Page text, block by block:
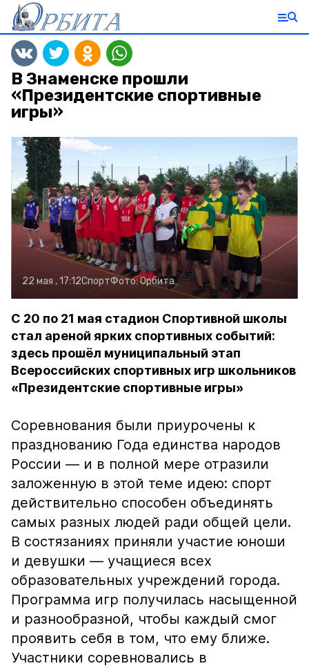
В Знаменске прошли
«Президентские спортивные
игры»
22 мая , 17:12СпортФото:Орбита
С 20 по 21 мая стадион Спортивной школы
стал ареной ярких спортивных событий:
здесь прошёл муниципальный этап
Всероссийских спортивных игр школьников
«Президентские спортивные игры»
Соревнования были приурочены к
празднованию Года единства народов
России — и в полной мере отразили
заложенную в этой теме идею: спорт
действительно способен объединять
самых разных людей ради общей цели.
В состязаниях приняли участие юноши
и девушки — учащиеся всех
образовательных учреждений города.
Программа игр получилась насыщенной
и разнообразной, чтобы каждый смог
проявить себя в том, что ему ближе.
Участники соревновались в